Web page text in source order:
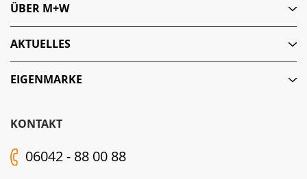
KONTAKT
06042 - 88 00 88
ÜBER M+W
AKTUELLES
EIGENMARKE